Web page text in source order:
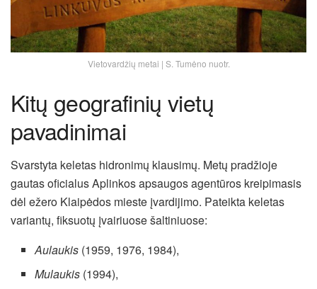
Vietovardžių metai | S. Tumėno nuotr.
Kitų geografinių vietų
pavadinimai
Svarstyta keletas hidronimų klausimų. Metų pradžioje
gautas oficialus Aplinkos apsaugos agentūros kreipimasis
dėl ežero Klaipėdos mieste įvardijimo. Pateikta keletas
variantų, fiksuotų įvairiuose šaltiniuose:
Aulaukis (1959, 1976, 1984),
Mulaukis (1994),